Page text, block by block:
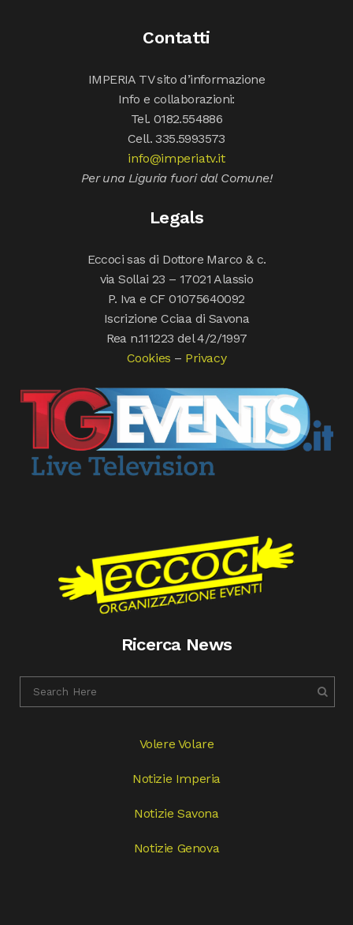
Contatti
IMPERIA TV sito d’informazione
Info e collaborazioni:
Tel. 0182.554886
Cell. 335.5993573
info@imperiatv.it
Per una Liguria fuori dal Comune!
Legals
Eccoci sas di Dottore Marco & c.
via Sollai 23 – 17021 Alassio
P. Iva e CF 01075640092
Iscrizione Cciaa di Savona
Rea n.111223 del 4/2/1997
Cookies – Privacy
Ricerca News
Volere Volare
Notizie Imperia
Notizie Savona
Notizie Genova